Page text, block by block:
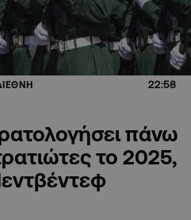
22:58
πάνω
το 2025,